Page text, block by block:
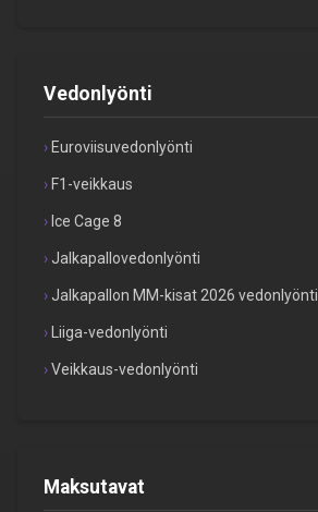
Vedonlyönti
Euroviisuvedonlyönti
F1-veikkaus
Ice Cage 8
Jalkapallovedonlyönti
Jalkapallon MM-kisat 2026 vedonlyönti
Liiga-vedonlyönti
Veikkaus-vedonlyönti
Maksutavat